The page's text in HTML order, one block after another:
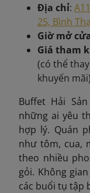
Địa chỉ:
25, Bình
Giờ mở
Giá tham
(có thể
khuyến mãi)
Buffet Hải
những ai yêu
hợp lý. Quán
như tôm, cua,
theo nhiều
gỏi. Không
các buổi tụ tập